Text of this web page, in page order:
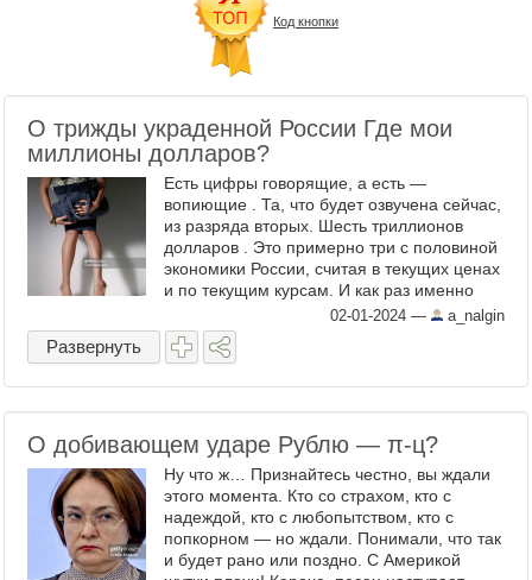
Фототоп
Видеотоп
Код кнопки
О трижды украденной России Где мои
миллионы долларов?
Есть цифры говорящие, а есть —
вопиющие . Та, что будет озвучена сейчас,
из разряда вторых. Шесть триллионов
долларов . Это примерно три с половиной
экономики России, считая в текущих ценах
и по текущим курсам. И как раз именно
столько было аккуратно выведено,
высосано и, ...
02-01-2024 — a_nalgin
Развернуть
О добивающем ударе Рублю — π-ц?
Ну что ж… Признайтесь честно, вы ждали
этого момента. Кто со страхом, кто с
надеждой, кто с любопытством, кто с
попкорном — но ждали. Понимали, что так
и будет рано или поздно. С Америкой